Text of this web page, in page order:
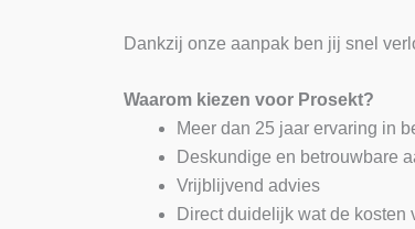
Dankzij onze aanpak ben jij snel
Waarom kiezen voor Prosekt?
Meer dan 25 jaar ervaring in
Deskundige en betrouwbare
Vrijblijvend advies
Direct duidelijk wat de kosten